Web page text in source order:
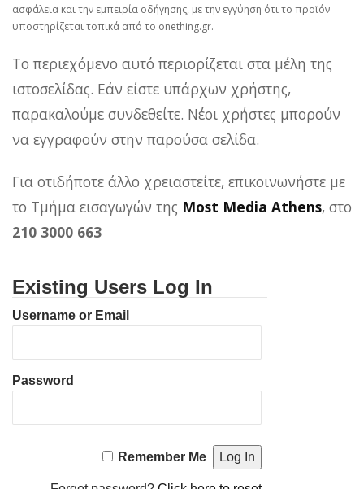
ασφάλεια και την εμπειρία οδήγησης, με την εγγύηση ότι το προϊόν
υποστηρίζεται τοπικά από το onething.gr.
Το περιεχόμενο αυτό περιορίζεται στα μέλη της
ιστοσελίδας. Εάν είστε υπάρχων χρήστης,
παρακαλούμε συνδεθείτε. Νέοι χρήστες μπορούν
να εγγραφούν στην παρούσα σελίδα.
Για οτιδήποτε άλλο χρειαστείτε, επικοινωνήστε με
το Τμήμα εισαγωγών της Most Media Athens, στο
210 3000 663
Existing Users Log In
Username or Email
Password
Remember Me